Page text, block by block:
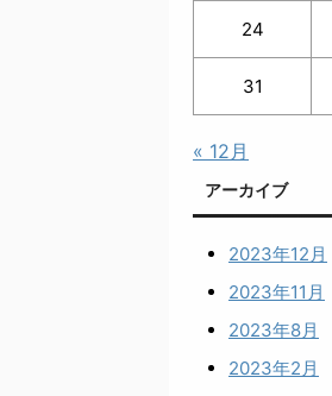
24
31
« 12月
アーカイブ
2023年12月
2023年11月
2023年8月
2023年2月